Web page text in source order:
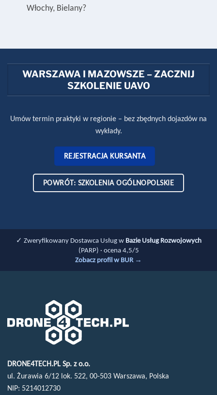
Włochy, Bielany?
WARSZAWA I MAZOWSZE – ZACZNIJ
SZKOLENIE UAVO
Umów termin praktyki w regionie – bez zbędnych dojazdów na
wykłady.
REJESTRACJA KURSANTA
POWRÓT: SZKOLENIA OGÓLNOPOLSKIE
✓ Zweryfikowany Dostawca Usług w Bazie Usług Rozwojowych
(PARP) · ocena 4,5/5
Zobacz profil w BUR →
DRONE4TECH.PL Sp. z o.o.
ul. Żurawia 6/12 lok. 522, 00-503 Warszawa, Polska
NIP: 5214012730